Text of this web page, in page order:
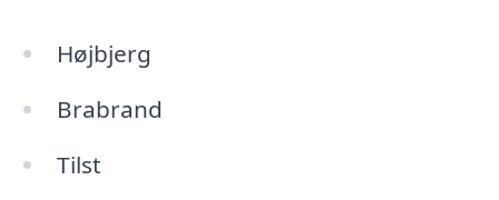
Højbjerg
Brabrand
Tilst